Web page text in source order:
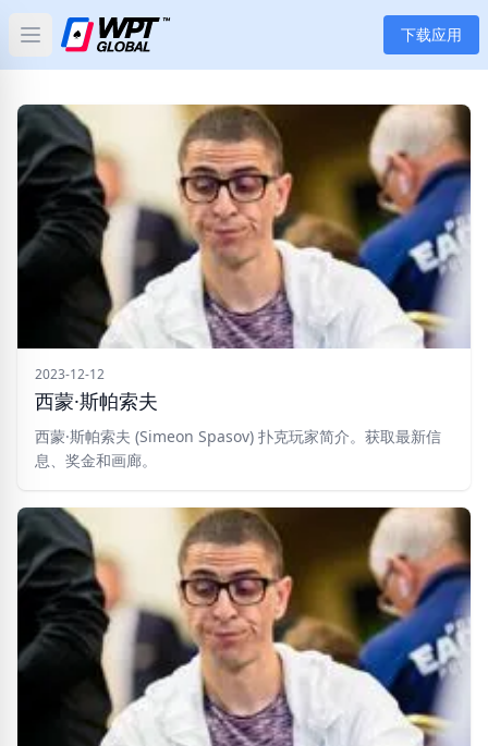
Open main menu 下载应用
新闻
文章
扑克
应用
分类
2023-12-12
西蒙·斯帕索夫
西蒙·斯帕索夫 (Simeon Spasov) 扑克玩家简介。获取最新信
息、奖金和画廊。